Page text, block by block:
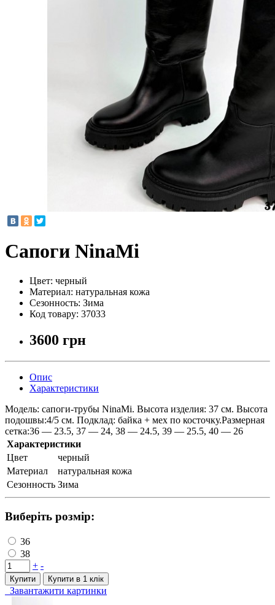
Сапоги NinaMi
Цвет: черный
Материал: натуральная кожа
Сезонность: Зима
Код товару: 37033
3600 грн
Опис
Характеристики
Модель: сапоги-трубы NinaMi. Высота изделия: 37 см. Высота
подошвы:4/5 см. Подклад: байка + мех по косточку.Размерная
сетка:36 — 23.5, 37 — 24, 38 — 24.5, 39 — 25.5, 40 — 26
Характеристики
Цвет
черный
Материал
натуральная кожа
Сезонность Зима
Виберіть розмір:
36
38
+ -
Купити Купити в 1 клiк
Завантажити картинки